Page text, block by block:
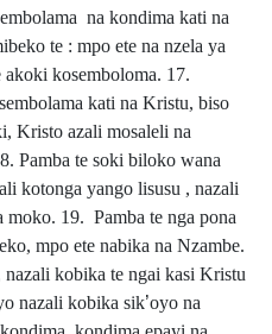
na kondima kati na
te : mpo ete na nzela ya
kosemboloma. 17.
kati na Kristu, biso
Kristo azali mosaleli na
Pamba te soki biloko wana
kotonga yango lisusu , nazali
19. Pamba te nga pona
mpo ete nabika na Nzambe.
kobika te ngai kasi Kristu
nazali kobika sik’oyo na